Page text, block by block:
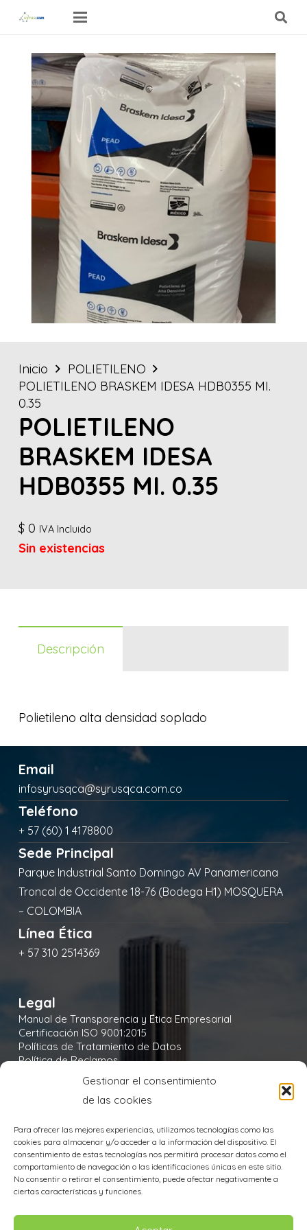
Gestionar el consentimiento
de las cookies
Para ofrecer las mejores experiencias, utilizamos tecnologías como las
cookies para almacenar y/o acceder a la información del dispositivo. El
consentimiento de estas tecnologías nos permitirá procesar datos como el
comportamiento de navegación o las identificaciones únicas en este sitio.
No consentir o retirar el consentimiento, puede afectar negativamente a
ciertas características y funciones.
Inicio
POLIETILENO
POLIETILENO BRASKEM IDESA HDB0355 MI.
0.35
POLIETILENO
BRASKEM IDESA
HDB0355 MI. 0.35
$ 0 IVA Incluido
Sin existencias
Descripción
Polietileno alta densidad soplado
Email
infosyrusqca@syrusqca.com.co
Teléfono
+ 57 (60) 1 4178800
Sede Principal
Parque Industrial Santo Domingo AV Panamericana
Troncal de Occidente 18-76 (Bodega H1) MOSQUERA
– COLOMBIA
Línea Ética
+ 57 310 2514369
Legal
Manual de Transparencia y Ética Empresarial
Certificación ISO 9001:2015
Políticas de Tratamiento de Datos
Política de Reclamos
Política de Seguridad y Salud en el Trabajo
Política Integral y de Gestión de la Seguridad
Política Ambiental
Aviso de Privacidad
TODOS LOS DERECHOS RESERVADOS